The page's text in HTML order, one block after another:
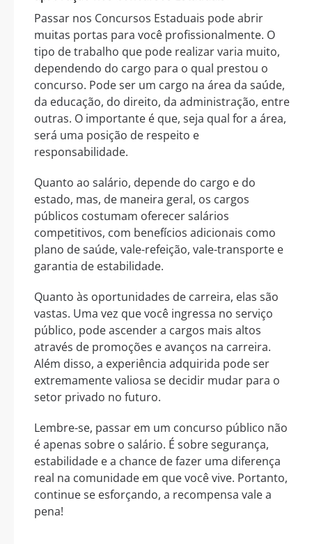
Passar nos Concursos Estaduais pode abrir
muitas portas para você profissionalmente. O
tipo de trabalho que pode realizar varia muito,
dependendo do cargo para o qual prestou o
concurso. Pode ser um cargo na área da saúde,
da educação, do direito, da administração, entre
outras. O importante é que, seja qual for a área,
será uma posição de respeito e
responsabilidade.
Quanto ao salário, depende do cargo e do
estado, mas, de maneira geral, os cargos
públicos costumam oferecer salários
competitivos, com benefícios adicionais como
plano de saúde, vale-refeição, vale-transporte e
garantia de estabilidade.
Quanto às oportunidades de carreira, elas são
vastas. Uma vez que você ingressa no serviço
público, pode ascender a cargos mais altos
através de promoções e avanços na carreira.
Além disso, a experiência adquirida pode ser
extremamente valiosa se decidir mudar para o
setor privado no futuro.
Lembre-se, passar em um concurso público não
é apenas sobre o salário. É sobre segurança,
estabilidade e a chance de fazer uma diferença
real na comunidade em que você vive. Portanto,
continue se esforçando, a recompensa vale a
pena!